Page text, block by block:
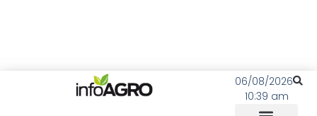
06/08/2026
10:39 am